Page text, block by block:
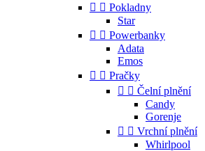
  Pokladny
Star
  Powerbanky
Adata
Emos
  Pračky
  Čelní plnění
Candy
Gorenje
  Vrchní plnění
Whirlpool